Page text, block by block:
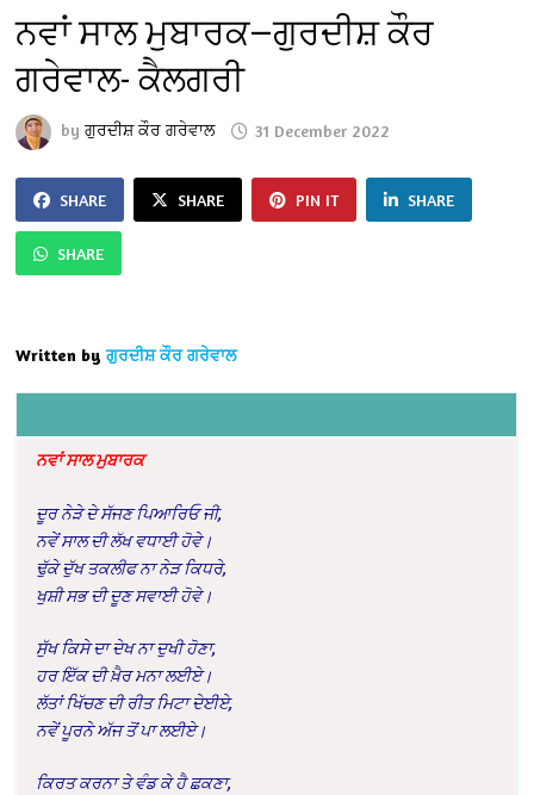
ਨਵਾਂ ਸਾਲ ਮੁਬਾਰਕ—ਗੁਰਦੀਸ਼ ਕੌਰ
ਗਰੇਵਾਲ- ਕੈਲਗਰੀ
byਗੁਰਦੀਸ਼ ਕੌਰ ਗਰੇਵਾਲ 31 December 2022
SHARE SHARE PIN IT SHARE
SHARE
Written by ਗੁਰਦੀਸ਼ ਕੌਰ ਗਰੇਵਾਲ
ਨਵਾਂ ਸਾਲ ਮੁਬਾਰਕ
ਦੂਰ ਨੇੜੇ ਦੇ ਸੱਜਣ ਪਿਆਰਿਓ ਜੀ,
ਨਵੇਂ ਸਾਲ ਦੀ ਲੱਖ ਵਧਾਈ ਹੋਵੇ।
ਢੁੱਕੇ ਦੁੱਖ ਤਕਲੀਫ ਨਾ ਨੇੜ ਕਿਧਰੇ,
ਖੁਸ਼ੀ ਸਭ ਦੀ ਦੂਣ ਸਵਾਈ ਹੋਵੇ।
ਸੁੱਖ ਕਿਸੇ ਦਾ ਦੇਖ ਨਾ ਦੁਖੀ ਹੋਣਾ,
ਹਰ ਇੱਕ ਦੀ ਖ਼ੈਰ ਮਨਾ ਲਈਏ।
ਲੱਤਾਂ ਖਿੱਚਣ ਦੀ ਰੀਤ ਮਿਟਾ ਦੇਈਏ,
ਨਵੇਂ ਪੂਰਨੇ ਅੱਜ ਤੋਂ ਪਾ ਲਈਏ।
ਕਿਰਤ ਕਰਨਾ ਤੇ ਵੰਡ ਕੇ ਹੈ ਛਕਣਾ,